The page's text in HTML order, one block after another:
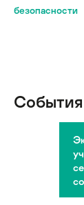
безопасности
События